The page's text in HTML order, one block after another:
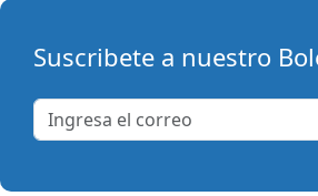
Suscribete a nuestro